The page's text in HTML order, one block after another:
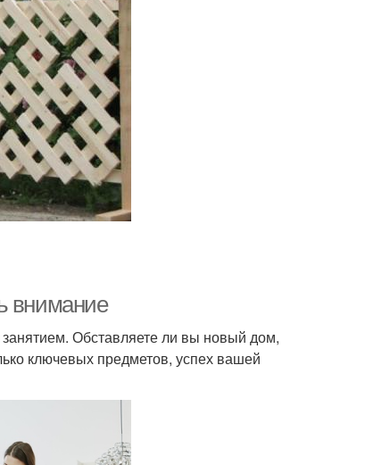
внимание
Обставляете ли вы новый дом,
ключевых предметов, успех вашей